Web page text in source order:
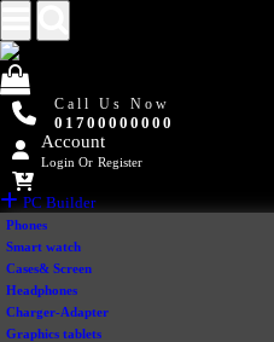
Call Us Now
01700000000
Account
Login Or Register
PC Builder
Phones
Smart watch
Cases& Screen
Headphones
Charger-Adapter
Graphics tablets